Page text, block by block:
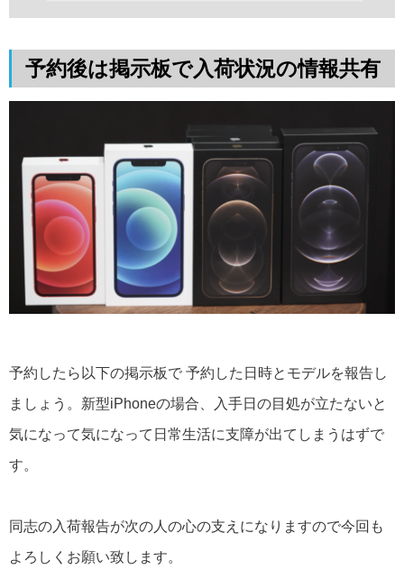
予約後は掲示板で入荷状況の情報共有
予約したら以下の掲示板で 予約した日時とモデルを報告し
ましょう。新型iPhoneの場合、入手日の目処が立たないと
気になって気になって日常生活に支障が出てしまうはずで
す。
同志の入荷報告が次の人の心の支えになりますので今回も
よろしくお願い致します。